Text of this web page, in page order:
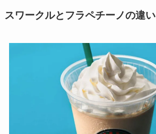
スワークルとフラペチーノの違い